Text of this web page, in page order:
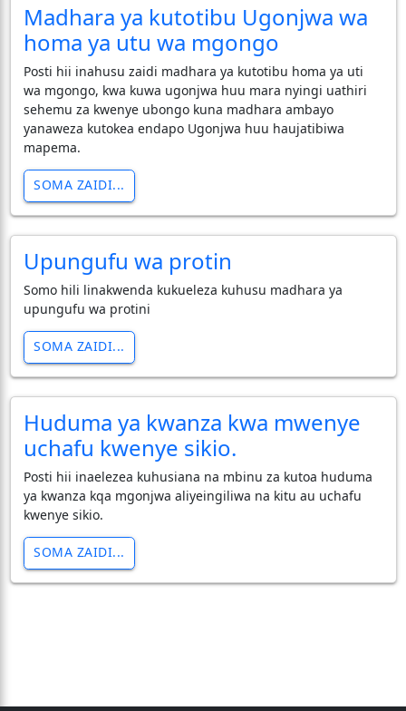
Madhara ya kutotibu Ugonjwa wa
homa ya utu wa mgongo
Posti hii inahusu zaidi madhara ya kutotibu homa ya uti
wa mgongo, kwa kuwa ugonjwa huu mara nyingi uathiri
sehemu za kwenye ubongo kuna madhara ambayo
yanaweza kutokea endapo Ugonjwa huu haujatibiwa
mapema.
SOMA ZAIDI...
Upungufu wa protin
Somo hili linakwenda kukueleza kuhusu madhara ya
upungufu wa protini
SOMA ZAIDI...
Huduma ya kwanza kwa mwenye
uchafu kwenye sikio.
Posti hii inaelezea kuhusiana na mbinu za kutoa huduma
ya kwanza kqa mgonjwa aliyeingiliwa na kitu au uchafu
kwenye sikio.
SOMA ZAIDI...